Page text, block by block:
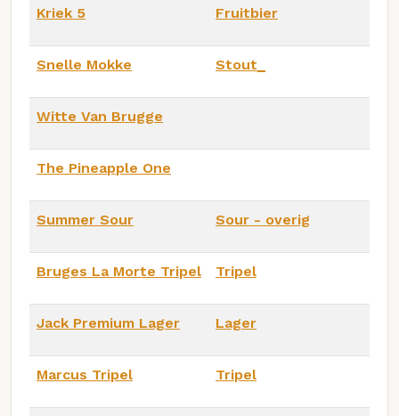
Kriek 5 Fruitbier
Snelle Mokke Stout_
Witte Van Brugge
The Pineapple One
Summer Sour Sour - overig
Bruges La Morte Tripel Tripel
Jack Premium Lager Lager
Marcus Tripel Tripel